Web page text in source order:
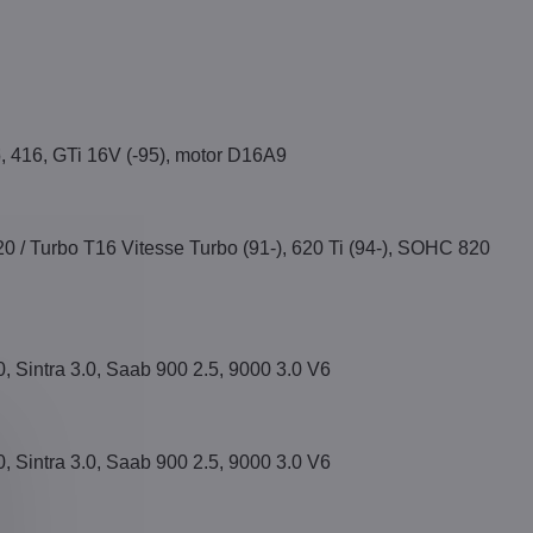
416, GTi 16V (-95), motor D16A9
/ Turbo T16 Vitesse Turbo (91-), 620 Ti (94-), SOHC 820
Sintra 3.0, Saab 900 2.5, 9000 3.0 V6
Sintra 3.0, Saab 900 2.5, 9000 3.0 V6